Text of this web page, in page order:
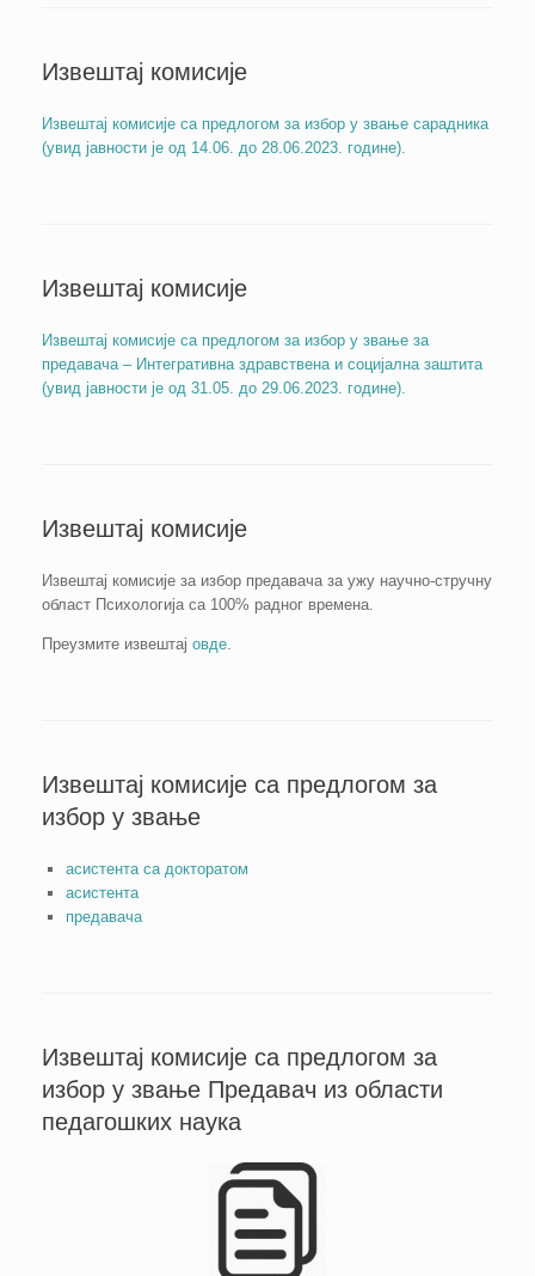
Извештај комисије
Извештај комисије са предлогом за избор у звање сарадника
(увид јавности је од 14.06. до 28.06.2023. године).
Извештај комисије
Извештај комисије са предлогом за избор у звање за
предавача – Интегративна здравствена и социјална заштита
(увид јавности је од 31.05. до 29.06.2023. године).
Извештај комисије
Извештај комисије за избор предавача за ужу научно-стручну
област Психологија са 100% радног времена.
Преузмите извештај овде.
Извештај комисије са предлогом за
избор у звање
асистента са докторатом
асистента
предавача
Извештај комисије са предлогом за
избор у звање Предавач из области
педагошких наука